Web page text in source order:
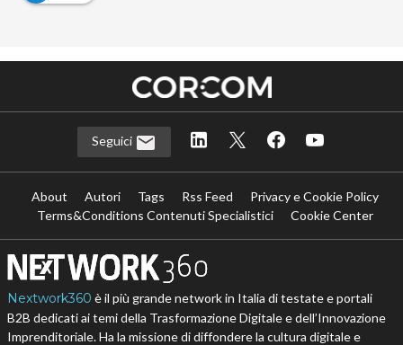
Seguici
About Autori Tags Rss Feed
Privacy e Cookie Policy
Terms&Conditions Contenuti Specialistici
Cookie Center
Nextwork360 è il più grande network in Italia di testate e portali
B2B dedicati ai temi della Trasformazione Digitale e dell’Innovazione
Imprenditoriale. Ha la missione di diffondere la cultura digitale e